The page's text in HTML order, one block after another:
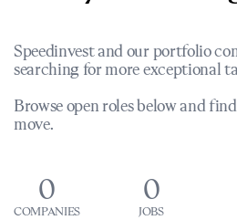
Speedinvest and our portfolio
searching for more exceptional
Browse open roles below and
move.
0
COMPANIES
0
JOBS